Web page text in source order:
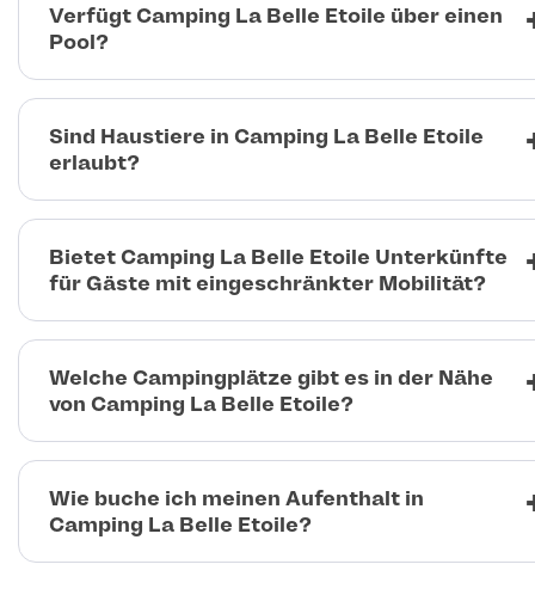
Verfügt Camping La Belle Etoile über einen
Pool?
Sind Haustiere in Camping La Belle Etoile
erlaubt?
Bietet Camping La Belle Etoile Unterkünfte
für Gäste mit eingeschränkter Mobilität?
Welche Campingplätze gibt es in der Nähe
von Camping La Belle Etoile?
Wie buche ich meinen Aufenthalt in
Camping La Belle Etoile?